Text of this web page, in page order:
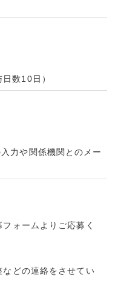
数10日）
力や関係機関とのメー
ォームよりご応募く
どの連絡をさせてい